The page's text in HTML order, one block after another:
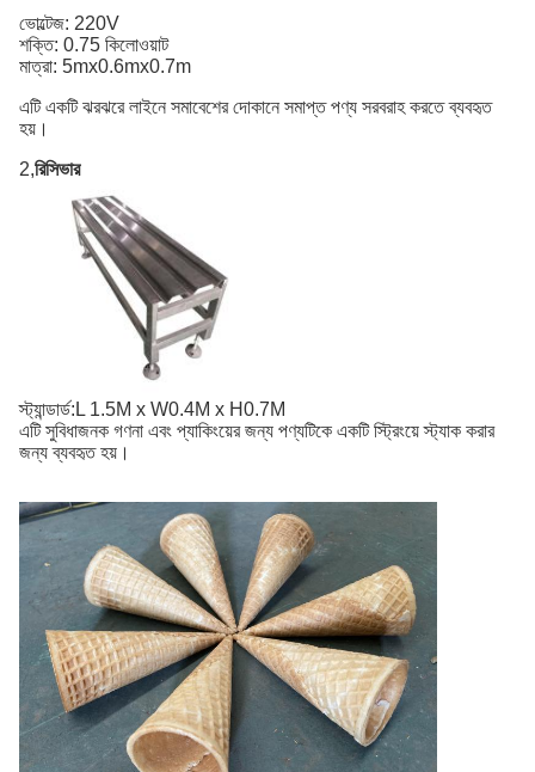
ভোল্টেজ: 220V
শক্তি: 0.75 কিলোওয়াট
মাত্রা: 5mx0.6mx0.7m
এটি একটি ঝরঝরে লাইনে সমাবেশের দোকানে সমাপ্ত পণ্য সরবরাহ করতে ব্যবহৃত
হয়।
2,রিসিভার
স্ট্যান্ডার্ড:L 1.5M x W0.4M x H0.7M
এটি সুবিধাজনক গণনা এবং প্যাকিংয়ের জন্য পণ্যটিকে একটি স্ট্রিংয়ে স্ট্যাক করার
জন্য ব্যবহৃত হয়।